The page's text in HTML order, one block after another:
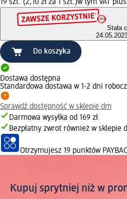
19 szt. (2,10 zł za 1 szt.)w tym VAT plus
Stała
Do koszyka
Dostawa dostępna
Standardowa dostawa w 1-2 dni
Sprawdź dostępność w sklepie dm
Darmowa wysyłka od 169 zł
Bezpłatny zwrot również w sklepie
Otrzymujesz 19 punktów
Kupuj sprytniej niż w